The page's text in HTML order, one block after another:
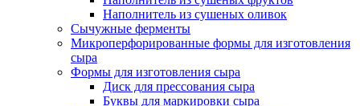
Наполнитель из сушеных оливок
Сычужные ферменты
Микроперфорированные формы для изготовления
сыра
Формы для изготовления сыра
Диск для прессования сыра
Буквы для маркировки сыра